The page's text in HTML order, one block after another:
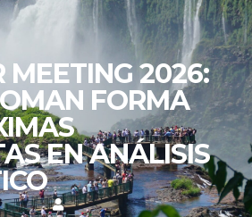
MEETING 2026:
FORMA
EN ANÁLISIS